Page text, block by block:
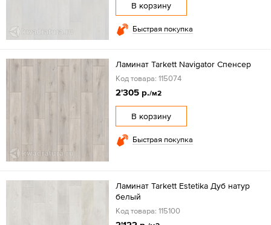
В корзину
Быстрая покупка
Ламинат Tarkett Navigator Спенсер
Код товара: 115074
2'305 р./м2
В корзину
Быстрая покупка
Ламинат Tarkett Estetika Дуб натур
белый
Код товара: 115100